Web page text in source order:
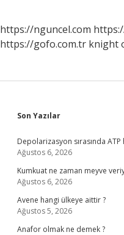
https://nguncel.com
https://gofo.com.tr knight
Sidebar
Son Yazılar
Depolarizasyon sırasında ATP
Ağustos 6, 2026
Kumkuat ne zaman meyve
Ağustos 6, 2026
Avene hangi ülkeye aittir ?
Ağustos 5, 2026
Anafor olmak ne demek ?